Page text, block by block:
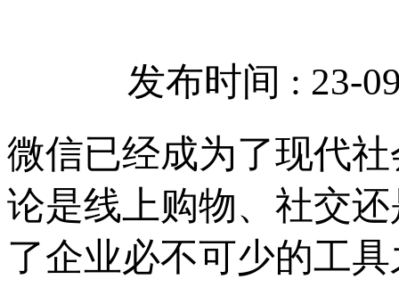
发布时间 : 23-
微信已经成为了现代
论是线上购物、社交
了企业必不可少的工